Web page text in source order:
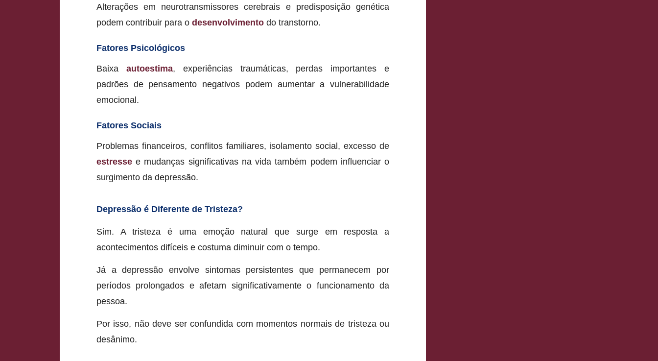
Alterações em neurotransmissores cerebrais e predisposição genética
podem contribuir para o desenvolvimento do transtorno.
Fatores Psicológicos
Baixa autoestima, experiências traumáticas, perdas importantes e
padrões de pensamento negativos podem aumentar a vulnerabilidade
emocional.
Fatores Sociais
Problemas financeiros, conflitos familiares, isolamento social, excesso de
estresse e mudanças significativas na vida também podem influenciar o
surgimento da depressão.
Depressão é Diferente de Tristeza?
Sim. A tristeza é uma emoção natural que surge em resposta a
acontecimentos difíceis e costuma diminuir com o tempo.
Já a depressão envolve sintomas persistentes que permanecem por
períodos prolongados e afetam significativamente o funcionamento da
pessoa.
Por isso, não deve ser confundida com momentos normais de tristeza ou
desânimo.